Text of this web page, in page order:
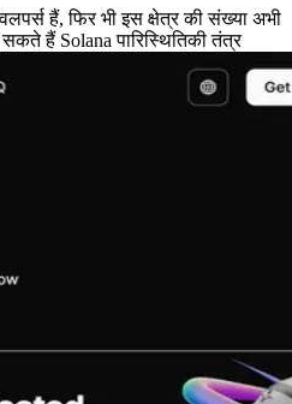
हैं, फिर भी इस क्षेत्र की संख्या अभी
हैं Solana पारिस्थितिकी तंत्र